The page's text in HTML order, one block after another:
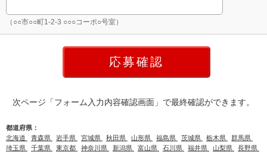
（○○市○○町1-2-3 ○○○コーポ○号室）
次ページ「フォーム入力内容確認画面」で最終確認ができます。
都道府県：
北海道
青森県 岩手県 宮城県 秋田県 山形県 福島県 茨城県 栃木県
群馬県
埼玉県
千葉県 東京都 神奈川県 新潟県 富山県 石川県 福井県 山梨県
長野県